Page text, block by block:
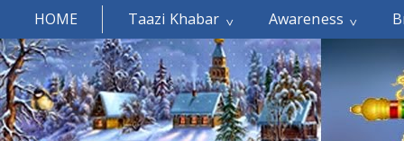
HOME Taazi Khabar Awareness